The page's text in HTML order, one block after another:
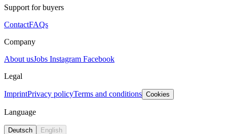
Support for buyers
ContactFAQs
Company
About usJobs Instagram Facebook
Legal
ImprintPrivacy policyTerms and conditions Cookies
Language
Deutsch English